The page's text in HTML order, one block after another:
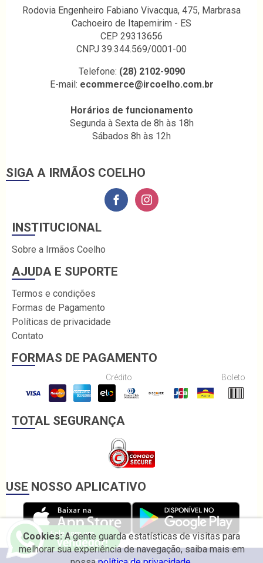
Rodovia Engenheiro Fabiano Vivacqua, 475, Marbrasa
Cachoeiro de Itapemirim - ES
CEP 29313656
CNPJ 39.344.569/0001-00
Telefone: (28) 2102-9090
E-mail: ecommerce@ircoelho.com.br
Horários de funcionamento
Segunda à Sexta de 8h às 18h
Sábados 8h às 12h
SIGA A IRMÃOS COELHO
INSTITUCIONAL
Sobre a Irmãos Coelho
AJUDA E SUPORTE
Termos e condições
Formas de Pagamento
Políticas de privacidade
Contato
FORMAS DE PAGAMENTO
Crédito Boleto
TOTAL SEGURANÇA
USE NOSSO APLICATIVO
Cookies:A gente guarda estatísticas de visitas para
melhorar sua experiência de navegação, saiba mais em